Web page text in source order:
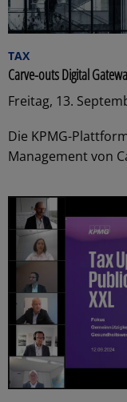
TAX
Carve-outs Digital
Freitag, 13.
Die KPMG-
Management von